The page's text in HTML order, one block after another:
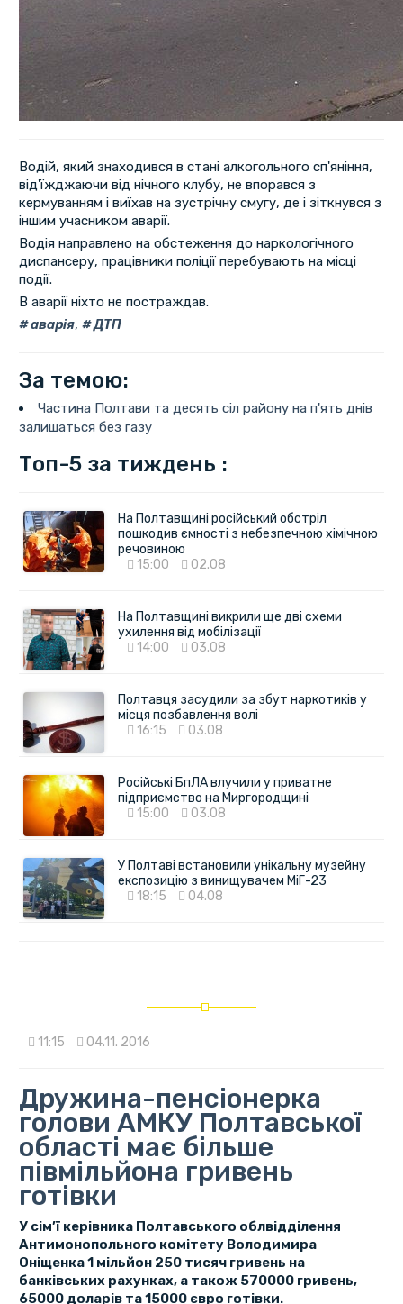
Водій, який знаходився в стані алкогольного сп'яніння,
від'їжджаючи від нічного клубу, не впорався з
кермуванням і виїхав на зустрічну смугу, де і зіткнувся з
іншим учасником аварії.
Водія направлено на обстеження до наркологічного
диспансеру, працівники поліції перебувають на місці
події.
В аварії ніхто не постраждав.
аварія, ДТП
За темою:
Частина Полтави та десять сіл району на п'ять днів
залишаться без газу
Топ-5 за тиждень :
На Полтавщині російський обстріл
пошкодив ємності з небезпечною хімічною
речовиною
15:00
02.08
На Полтавщині викрили ще дві схеми
ухилення від мобілізації
14:00
03.08
Полтавця засудили за збут наркотиків у
місця позбавлення волі
16:15
03.08
Російські БпЛА влучили у приватне
підприємство на Миргородщині
15:00
03.08
У Полтаві встановили унікальну музейну
експозицію з винищувачем МіГ-23
18:15
04.08
11:15 04.11. 2016
Дружина-пенсіонерка
голови АМКУ Полтавської
області має більше
півмільйона гривень
готівки
У сім’ї керівника Полтавського облвідділення
Антимонопольного комітету Володимира
Оніщенка 1 мільйон 250 тисяч гривень на
банківських рахунках, а також 570000 гривень,
65000 доларів та 15000 євро готівки.